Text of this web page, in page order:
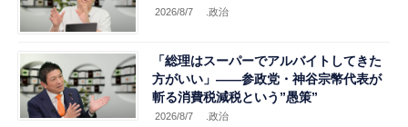
2026/8/7 .政治
「総理はスーパーでアルバイトしてきた
方がいい」――参政党・神谷宗幣代表が
斬る消費税減税という”愚策”
2026/8/7 .政治